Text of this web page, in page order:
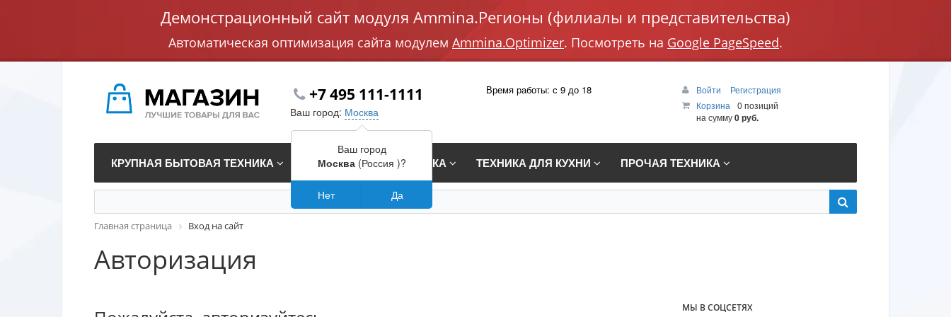
Демонстрационный сайт модуля Ammina.Регионы (филиалы и представительства)
Автоматическая оптимизация сайта модулем Ammina.Optimizer. Посмотреть на Google PageSpeed.
+7 495 111-1111
Ваш город: Москва
Время работы: с 9 до 18 Войти
Регистрация
Корзина
0 позиций
на сумму0 руб.
КРУПНАЯ БЫТОВАЯ ТЕХНИКА ВСТРАИВАЕМАЯ ТЕХНИКА ТЕХНИКА ДЛЯ КУХНИ ПРОЧАЯ ТЕХНИКА
Главная страница Вход на сайт
Авторизация
МЫ В СОЦСЕТЯХ
Ваш город
Москва(Россия )?
Нет Да